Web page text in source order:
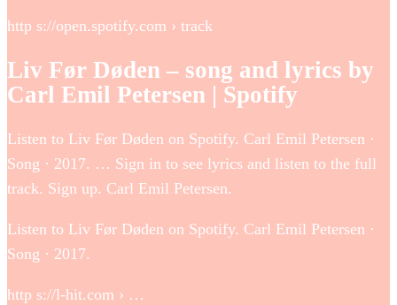
http s://open.spotify.com › track
Liv Før Døden – song and lyrics by
Carl Emil Petersen | Spotify
Listen to Liv Før Døden on Spotify. Carl Emil Petersen ·
Song · 2017. … Sign in to see lyrics and listen to the full
track. Sign up. Carl Emil Petersen.
Listen to Liv Før Døden on Spotify. Carl Emil Petersen ·
Song · 2017.
http s://l-hit.com › …